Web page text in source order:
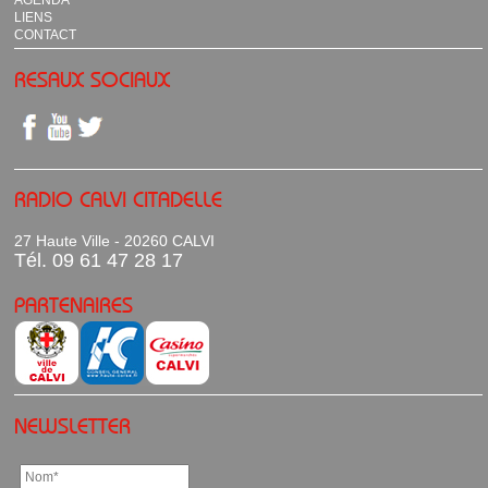
LIENS
CONTACT
RESAUX SOCIAUX
RADIO CALVI CITADELLE
27 Haute Ville - 20260 CALVI
Tél. 09 61 47 28 17
PARTENAIRES
NEWSLETTER